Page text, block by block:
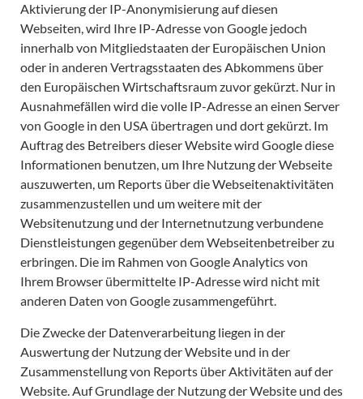
Aktivierung der IP-Anonymisierung auf diesen
Webseiten, wird Ihre IP-Adresse von Google jedoch
innerhalb von Mitgliedstaaten der Europäischen Union
oder in anderen Vertragsstaaten des Abkommens über
den Europäischen Wirtschaftsraum zuvor gekürzt. Nur in
Ausnahmefällen wird die volle IP-Adresse an einen Server
von Google in den USA übertragen und dort gekürzt. Im
Auftrag des Betreibers dieser Website wird Google diese
Informationen benutzen, um Ihre Nutzung der Webseite
auszuwerten, um Reports über die Webseitenaktivitäten
zusammenzustellen und um weitere mit der
Websitenutzung und der Internetnutzung verbundene
Dienstleistungen gegenüber dem Webseitenbetreiber zu
erbringen. Die im Rahmen von Google Analytics von
Ihrem Browser übermittelte IP-Adresse wird nicht mit
anderen Daten von Google zusammengeführt.
Die Zwecke der Datenverarbeitung liegen in der
Auswertung der Nutzung der Website und in der
Zusammenstellung von Reports über Aktivitäten auf der
Website. Auf Grundlage der Nutzung der Website und des